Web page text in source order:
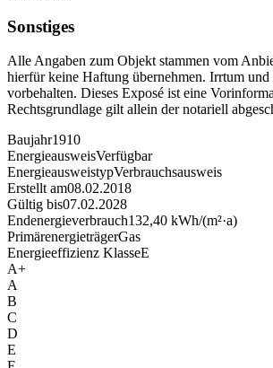
Sonstiges
Alle Angaben zum Objekt stammen vom
hierfür keine Haftung übernehmen. Irrtum
vorbehalten. Dieses Exposé ist eine
Rechtsgrundlage gilt allein der notariell
Baujahr1910
EnergieausweisVerfügbar
Energie­ausweistypVerbrauchsausweis
Erstellt am08.02.2018
Gültig bis07.02.2028
Endenergieverbrauch132,40 kWh/(m²·a)
PrimärenergieträgerGas
Energieeffizienz KlasseE
A+
A
B
C
D
E